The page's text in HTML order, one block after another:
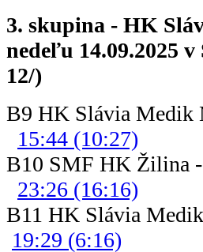
3. skupina - HK
nedeľu 14.09.2025
12/)
B9 HK Slávia
15:44 (10:27)
B10 SMF HK
23:26 (16:16)
B11 HK Slávia
19:29 (6:16)